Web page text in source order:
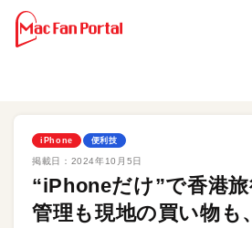
iPhone 便利技
掲載日： 2024年10月5日
“iPhoneだけ”で香港
管理も現地の買い物も